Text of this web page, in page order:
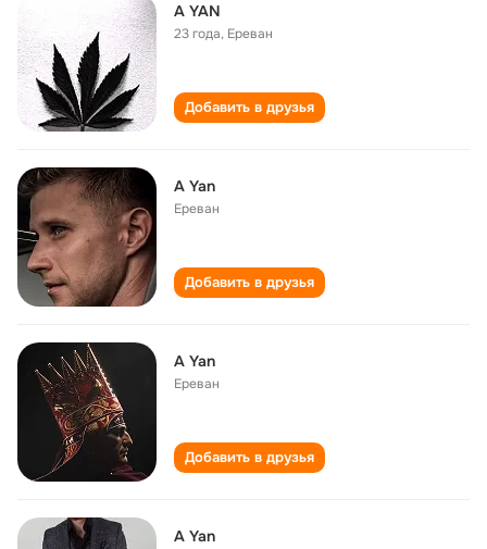
A YAN
23 года, Ереван
Добавить в друзья
A Yan
Ереван
Добавить в друзья
A Yan
Ереван
Добавить в друзья
A Yan